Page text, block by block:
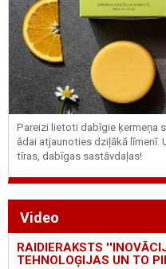
Pareizi lietoti dabīgie ķermeņa
ādai atjaunoties dziļākā līmenī.
tīras, dabīgas sastāvdaļas!
Video
RAIDIERAKSTS
TEHNOLOĢIJAS UN TO